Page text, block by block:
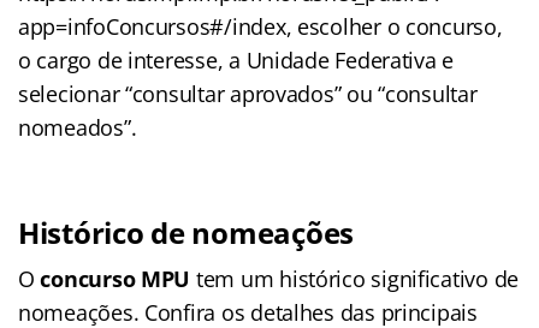
app=infoConcursos#/index, escolher o concurso,
o cargo de interesse, a Unidade Federativa e
selecionar “consultar aprovados” ou “consultar
nomeados”.
Histórico de nomeações
Oconcurso MPU tem um histórico significativo de
nomeações. Confira os detalhes das principais